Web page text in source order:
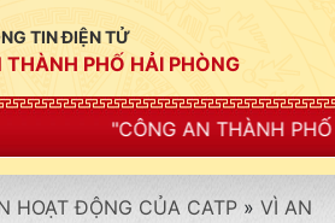
TIN ĐIỆN TỬ
THÀNH PHỐ HẢI PHÒNG
AN THÀNH PHỐ HẢI PHÒNG
HOẠT ĐỘNG CỦA CATP » VÌ AN